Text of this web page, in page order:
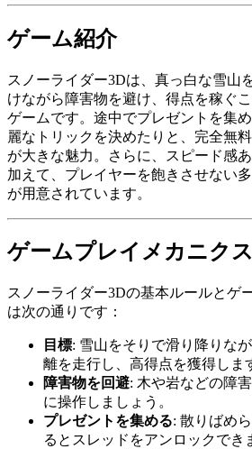
ゲーム紹介
スノーライダー3Dは、真っ白な雪山
けながら障害物を避け、得点を稼ぐ
ゲームです。途中でプレゼントを集
麗なトリックを決めたりと、完全無
が大きな魅力。さらに、スピード感
加えて、プレイヤーを飽きさせない
が用意されています。
ゲームプレイメカニクス
スノーライダー3Dの基本ルールとゲ
は次の通りです：
目標: 雪山をそりで滑り降りな
離を走行し、高得点を獲得しま
障害物を回避: 木や岩などの障
に操作しましょう。
プレゼントを集める: 散りばめ
るとスレッドをアンロックでき